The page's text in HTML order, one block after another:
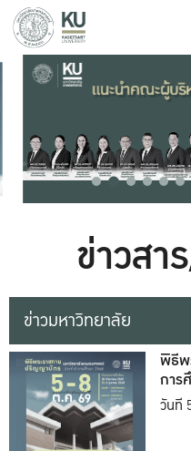
ข่าวส
ข่าวมหาวิทยาลัย
พิธีพ
การ
วันที่